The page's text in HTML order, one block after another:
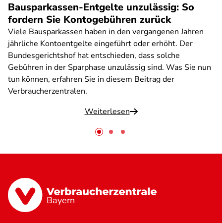
Bausparkassen-Entgelte unzulässig: So
fordern Sie Kontogebühren zurück
Viele Bausparkassen haben in den vergangenen Jahren
jährliche Kontoentgelte eingeführt oder erhöht. Der
Bundesgerichtshof hat entschieden, dass solche
Gebühren in der Sparphase unzulässig sind. Was Sie nun
tun können, erfahren Sie in diesem Beitrag der
Verbraucherzentralen.
Weiterlesen
Bayern